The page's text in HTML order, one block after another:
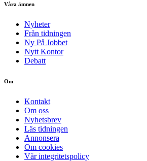
Våra ämnen
Nyheter
Från tidningen
Ny På Jobbet
Nytt Kontor
Debatt
Om
Kontakt
Om oss
Nyhetsbrev
Läs tidningen
Annonsera
Om cookies
Vår integritetspolicy